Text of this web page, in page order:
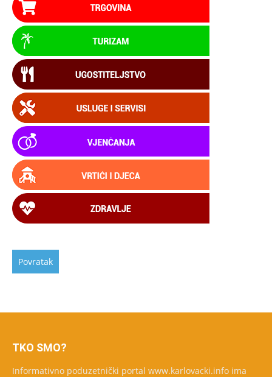
TKO SMO?
Informativno poduzetnički portal www.karlovacki.info ima